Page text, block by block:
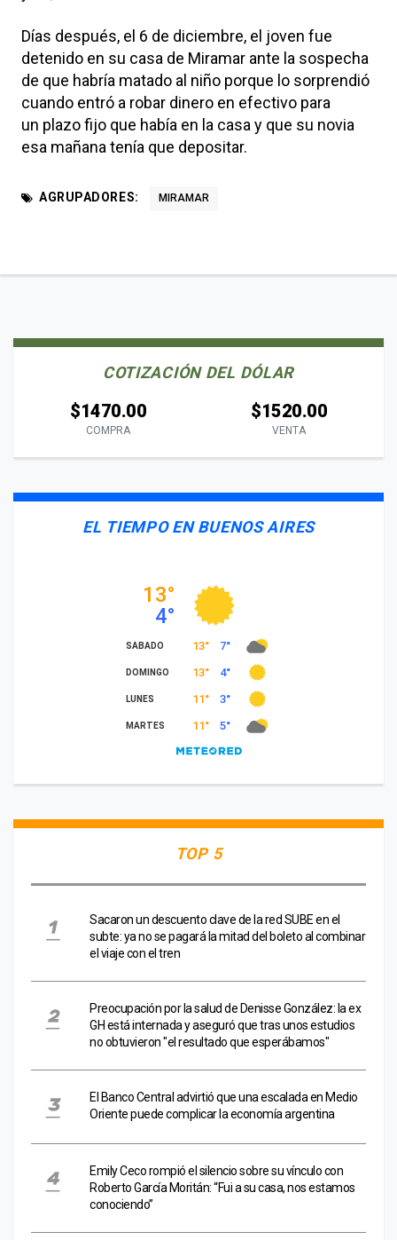
Días después, el 6 de diciembre, el joven fue
detenido en su casa de Miramar ante la sospecha
de que habría matado al niño porque lo sorprendió
cuando entró a robar dinero en efectivo para
un plazo fijo que había en la casa y que su novia
esa mañana tenía que depositar.
AGRUPADORES: MIRAMAR
COTIZACIÓN DEL DÓLAR
$1470.00
COMPRA
$1520.00
VENTA
EL TIEMPO EN BUENOS AIRES
TOP 5
Sacaron un descuento clave de la red SUBE en el
subte: ya no se pagará la mitad del boleto al combinar
el viaje con el tren
Preocupación por la salud de Denisse González: la ex
GH está internada y aseguró que tras unos estudios
no obtuvieron "el resultado que esperábamos"
El Banco Central advirtió que una escalada en Medio
Oriente puede complicar la economía argentina
Emily Ceco rompió el silencio sobre su vínculo con
Roberto García Moritán: “Fui a su casa, nos estamos
conociendo”